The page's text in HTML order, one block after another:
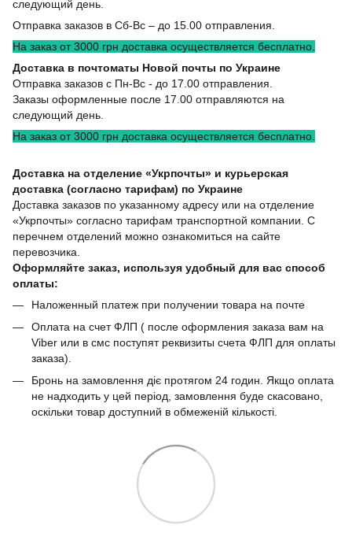
следующий день.
Отправка заказов в Сб-Вс – до 15.00 отправления.
На заказ от 3000 грн доставка осуществляется бесплатно.
Доставка в почтоматы Новой почты по Украине
Отправка заказов с Пн-Вс - до 17.00 отправления.
Заказы оформленные после 17.00 отправляются на
следующий день.
На заказ от 3000 грн доставка осуществляется бесплатно.
Доставка на отделение «Укрпочты» и курьерская
доставка (согласно тарифам) по Украине
Доставка заказов по указанному адресу или на отделение
«Укрпочты» согласно тарифам транспортной компании. С
перечнем отделений можно ознакомиться на сайте
перевозчика.
Оформляйте заказ, используя удобный для вас способ
оплаты:
Наложенный платеж при получении товара на почте
Оплата на счет ФЛП ( после оформления заказа вам на
Viber или в смс поступят реквизиты счета ФЛП для оплаты
заказа).
Бронь на замовлення діє протягом 24 годин. Якщо оплата
не надходить у цей період, замовлення буде скасовано,
оскільки товар доступний в обмеженій кількості.